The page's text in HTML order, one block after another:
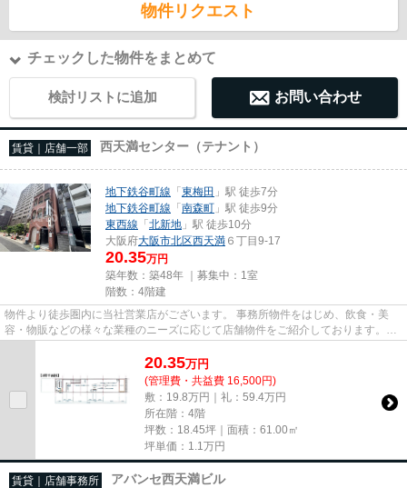
物件リクエスト
チェックした物件をまとめて
検討リストに追加 お問い合わせ
賃貸｜店舗一部 西天満センター（テナント）
地下鉄谷町線 「東梅田 」駅 徒歩7分
地下鉄谷町線 「南森町 」駅 徒歩9分
東西線 「北新地 」駅 徒歩10分
大阪府大阪市北区西天満 ６丁目9-17
20.35万円
築年数：築48年 ｜募集中： 1室
階数：4階建
物件より徒歩圏内に当社営業店がございます。 事務所物件をはじめ、飲食・美
容・物販などの様々な業種のニーズに応じて店舗物件をご紹介しております。
尚、弊社ではおとり広告は一切...
20.35万円
(管理費・共益費 16,500円)
敷：19.8万円｜礼：59.4万円
所在階：4階
坪数：18.45坪｜面積：61.00㎡
坪単価： 1.1 万円
賃貸｜店舗事務所 アバンセ西天満ビル